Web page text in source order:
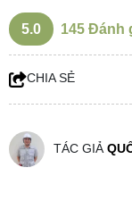
5.0 145 Đánh
CHIA SẺ
TÁC GIẢ